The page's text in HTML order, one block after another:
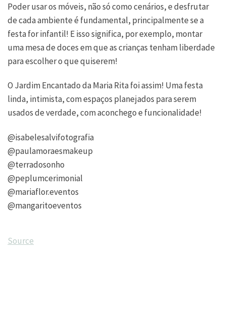
Poder usar os móveis, não só como cenários, e desfrutar
de cada ambiente é fundamental, principalmente se a
festa for infantil! E isso significa, por exemplo, montar
uma mesa de doces em que as crianças tenham liberdade
para escolher o que quiserem!
O Jardim Encantado da Maria Rita foi assim! Uma festa
linda, intimista, com espaços planejados para serem
usados de verdade, com aconchego e funcionalidade!
@isabelesalvifotografia
@paulamoraesmakeup
@terradosonho
@peplumcerimonial
@mariaflor.eventos
@mangaritoeventos
Source